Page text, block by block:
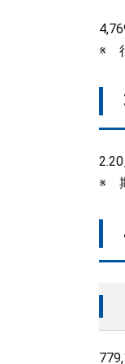
※
2.20
※